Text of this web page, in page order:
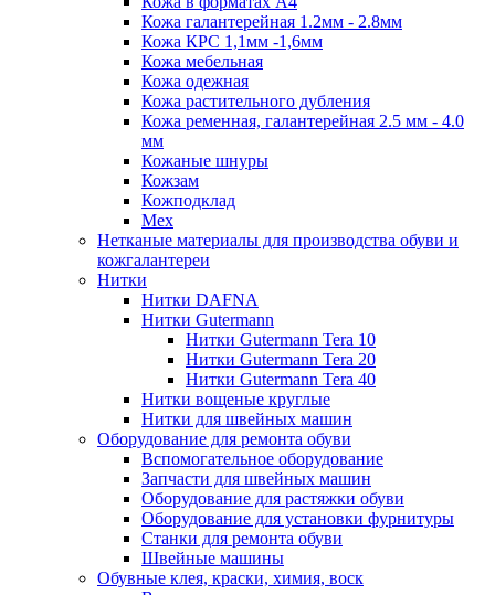
Кожа галантерейная 1.2мм - 2.8мм
Кожа КРС 1,1мм -1,6мм
Кожа мебельная
Кожа одежная
Кожа растительного дубления
Кожа ременная, галантерейная 2.5 мм - 4.0
мм
Кожаные шнуры
Кожзам
Кожподклад
Мех
Нетканые материалы для производства обуви и
кожгалантереи
Нитки
Нитки DAFNA
Нитки Gutermann
Нитки Gutermann Tera 10
Нитки Gutermann Tera 20
Нитки Gutermann Tera 40
Нитки вощеные круглые
Нитки для швейных машин
Оборудование для ремонта обуви
Вспомогательное оборудование
Запчасти для швейных машин
Оборудование для растяжки обуви
Оборудование для установки фурнитуры
Станки для ремонта обуви
Швейные машины
Обувные клея, краски, химия, воск